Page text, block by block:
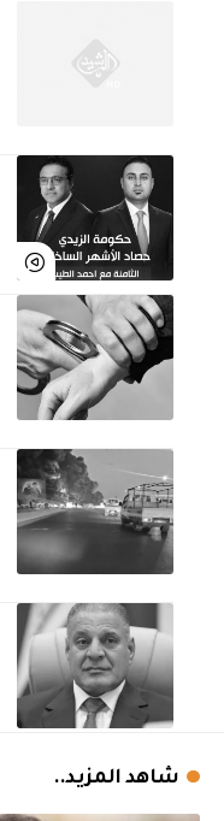
شاهد المزيد..